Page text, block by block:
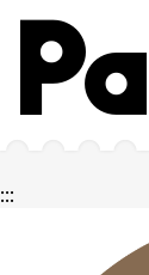
跳到主要內容區塊
網站導覽
:::